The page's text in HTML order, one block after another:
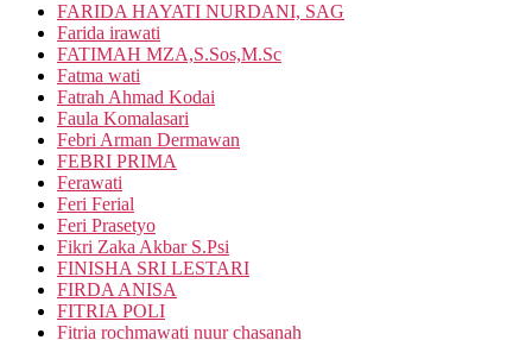
FARIDA HAYATI NURDANI, SAG
Farida irawati
FATIMAH MZA,S.Sos,M.Sc
Fatma wati
Fatrah Ahmad Kodai
Faula Komalasari
Febri Arman Dermawan
FEBRI PRIMA
Ferawati
Feri Ferial
Feri Prasetyo
Fikri Zaka Akbar S.Psi
FINISHA SRI LESTARI
FIRDA ANISA
FITRIA POLI
Fitria rochmawati nuur chasanah